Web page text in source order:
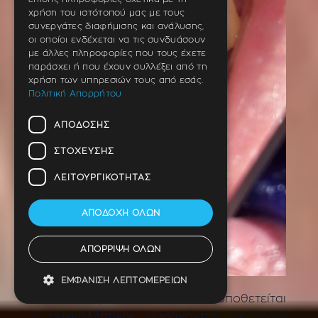
Ακολούθως στο δόντι τοποθετείται
χρήση του ιστότοπού μας με τους
συνεργάτες διαφήμισης και ανάλυσης,
οι οποίοι ενδέχεται να τις συνδυάσουν
με άλλες πληροφορίες που τους έχετε
παράσχει ή που έχουν συλλέξει από τη
χρήση των υπηρεσιών τους από εσάς.
Πολιτική Απορρήτου
ΑΠΌΔΟΣΗΣ
ΣΤΌΧΕΥΣΗΣ
ΛΕΙΤΟΥΡΓΙΚΌΤΗΤΑΣ
ΑΠΟΔΟΧΉ ΌΛΩΝ
ΑΠΌΡΡΙΨΗ ΌΛΩΝ
ΕΜΦΆΝΙΣΗ ΛΕΠΤΟΜΕΡΕΙΏΝ